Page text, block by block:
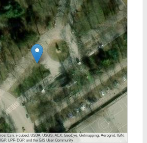
Esri, i-cubed, USDA, USGS, AEX, GeoEye, Getmapping, Aerogrid, IGN,
IGP, UPR-EGP, and the GIS User Community